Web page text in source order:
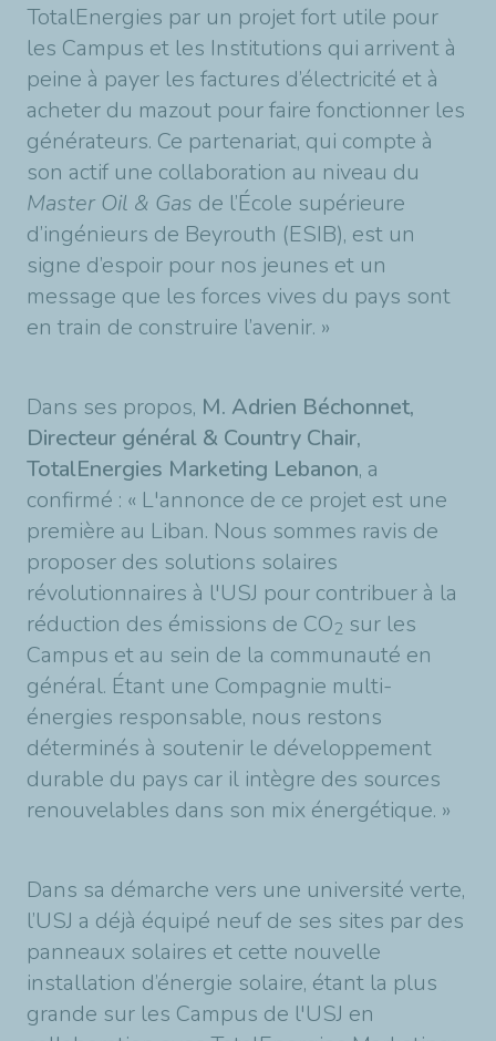
TotalEnergies par un projet fort utile pour
les Campus et les Institutions qui arrivent à
peine à payer les factures d’électricité et à
acheter du mazout pour faire fonctionner les
générateurs. Ce partenariat, qui compte à
son actif une collaboration au niveau du
Master Oil & Gas de l’École supérieure
d’ingénieurs de Beyrouth (ESIB), est un
signe d’espoir pour nos jeunes et un
message que les forces vives du pays sont
en train de construire l’avenir. »
Dans ses propos, M. Adrien Béchonnet,
Directeur général & Country Chair,
TotalEnergies Marketing Lebanon, a
confirmé : « L'annonce de ce projet est une
première au Liban. Nous sommes ravis de
proposer des solutions solaires
révolutionnaires à l'USJ pour contribuer à la
réduction des émissions de CO2 sur les
Campus et au sein de la communauté en
général. Étant une Compagnie multi-
énergies responsable, nous restons
déterminés à soutenir le développement
durable du pays car il intègre des sources
renouvelables dans son mix énergétique. »
Dans sa démarche vers une université verte,
l’USJ a déjà équipé neuf de ses sites par des
panneaux solaires et cette nouvelle
installation d’énergie solaire, étant la plus
grande sur les Campus de l'USJ en